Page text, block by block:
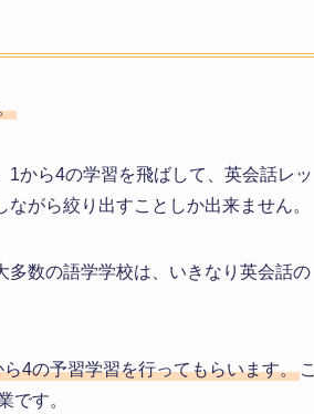
から4の学習を飛ばして、英会話レッ
がら絞り出すことしか出来ません。
多数の語学学校は、いきなり英会話の
4の予習学習を行ってもらいます。 こ
です。